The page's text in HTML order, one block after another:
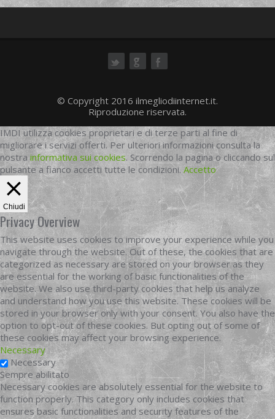
© Copyright 2016 ilmegliodiinternet.it.
Riproduzione riservata.
IMDI utilizza cookies proprietari e di terze parti al fine di
migliorare i servizi offerti. Per ulteriori informazioni consulta la
nostrainformativa sui cookies. Scorrendo la pagina o cliccando sul
pulsante a fianco accetti tutte le condizioni. Accetto
Chiudi
Privacy Overview
This website uses cookies to improve your experience while you
navigate through the website. Out of these, the cookies that are
categorized as necessary are stored on your browser as they
are essential for the working of basic functionalities of the
website. We also use third-party cookies that help us analyze
and understand how you use this website. These cookies will be
stored in your browser only with your consent. You also have the
option to opt-out of these cookies. But opting out of some of
these cookies may affect your browsing experience.
Necessary
Necessary
Sempre abilitato
Necessary cookies are absolutely essential for the website to
function properly. This category only includes cookies that
ensures basic functionalities and security features of the